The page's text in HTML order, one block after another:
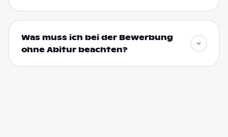
Was muss ich bei der Bewerbung
ohne Abitur beachten?